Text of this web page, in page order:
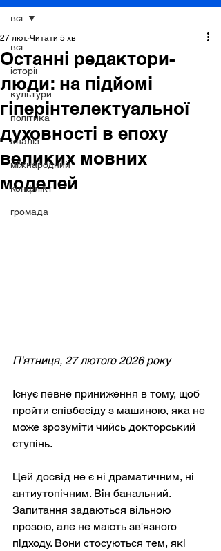
всі
історії
культури
політика
аналіз
міжнародний
конфлікт
громада
всі
Останні редактори-
люди: на підйомі
гіперінтелектуальної
духовності в епоху
великих мовних
моделей
27 лют. Читати 5 хв
П'ятниця, 27 лютого 2026 року
Існує певне приниження в тому, щоб
пройти співбесіду з машиною, яка не
може зрозуміти чийсь докторський
ступінь.
Цей досвід не є ні драматичним, ні
антиутопічним. Він банальний.
Запитання задаються вільною
прозою, але не мають зв'язного
підходу. Вони стосуються тем, які